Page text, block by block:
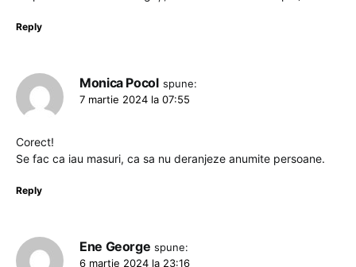
Reply
Monica Pocol spune:
7 martie 2024 la 07:55
Corect!
Se fac ca iau masuri, ca sa nu deranjeze anumite persoane.
Reply
Ene George spune:
6 martie 2024 la 23:16